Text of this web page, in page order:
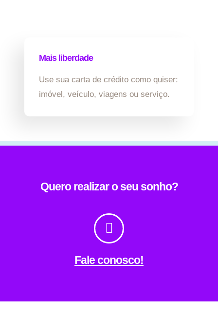
Mais liberdade
Use sua carta de crédito como quiser:
imóvel, veículo, viagens ou serviço.
Quero realizar o seu sonho?
Fale conosco!